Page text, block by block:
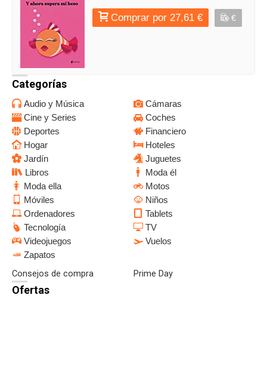
Comprar por 27,61 € €
Categorías
Audio y Música
Cámaras
Cine y Series
Coches
Deportes
Financiero
Hogar
Hoteles
Jardín
Juguetes
Libros
Moda él
Moda ella
Motos
Móviles
Niños
Ordenadores
Tablets
Tecnología
TV
Videojuegos
Vuelos
Zapatos
Consejos de compra Prime Day
Ofertas